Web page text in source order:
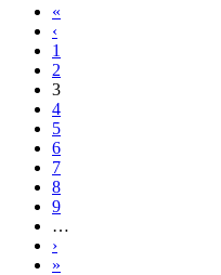
Seiten
«
‹
1
2
3
4
5
6
7
8
9
…
›
»